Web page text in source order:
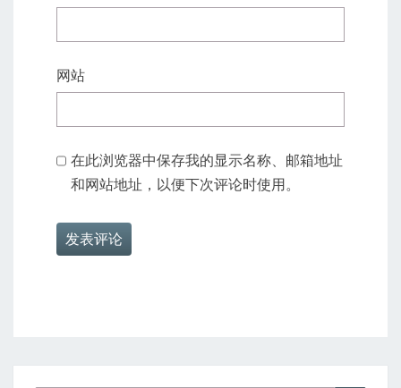
网站
在此浏览器中保存我的显示名称、邮箱地址
和网站地址，以便下次评论时使用。